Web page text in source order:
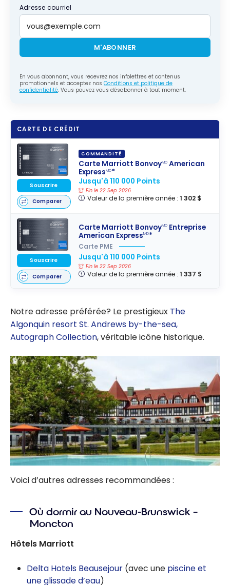
Adresse courriel
M'ABONNER
En vous abonnant, vous recevrez nos infolettres et contenus
promotionnels et acceptez nos Conditions et politique de
confidentialité. Vous pouvez vous désabonner à tout moment.
CARTE DE CRÉDIT
COMMANDITÉ
Carte Marriott BonvoyMD American
ExpressMD*
Jusqu'à 110 000 Points
Fin le 22 Sep 2026
Valeur de la première année : 1 302 $
Souscrire
Comparer
Carte Marriott BonvoyMD Entreprise
American ExpressMD*
Carte PME
Jusqu'à 110 000 Points
Fin le 22 Sep 2026
Valeur de la première année : 1 337 $
Souscrire
Comparer
Notre adresse préférée? Le prestigieux The
Algonquin resort St. Andrews by-the-sea,
Autograph Collection, véritable icône historique.
Voici d’autres adresses recommandées :
Où dormir au Nouveau-Brunswick –
Moncton
Hôtels Marriott
Delta Hotels Beausejour (avec une piscine et
une glissade d’eau)